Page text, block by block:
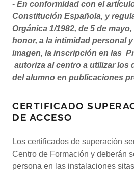
- En conformidad con el
Constitución Española, y
Orgánica 1/1982, de 5 de
honor, a la intimidad personal
imagen, la inscripción en las
autoriza al centro a utilizar los
del alumno en publicaciones
CERTIFICADO
DE ACCESO
Los certificados de superación
Centro de Formación y deberán
persona en las instalaciones